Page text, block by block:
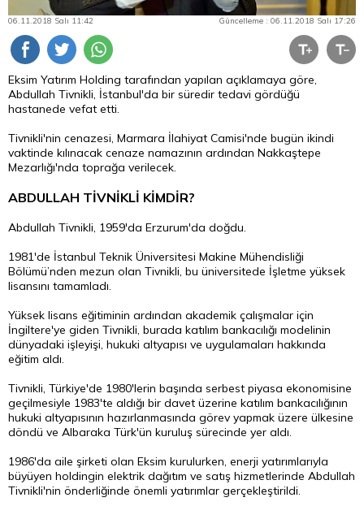
06.11.2018 Salı 11:42 Güncelleme : 06.11.2018 Salı 17:26
Eksim Yatırım Holding tarafından yapılan açıklamaya göre,
Abdullah Tivnikli, İstanbul'da bir süredir tedavi gördüğü
hastanede vefat etti.
Tivnikli'nin cenazesi, Marmara İlahiyat Camisi'nde bugün ikindi
vaktinde kılınacak cenaze namazının ardından Nakkaştepe
Mezarlığı'nda toprağa verilecek.
ABDULLAH TİVNİKLİ KİMDİR?
Abdullah Tivnikli, 1959'da Erzurum'da doğdu.
1981'de İstanbul Teknik Üniversitesi Makine Mühendisliği
Bölümü’nden mezun olan Tivnikli, bu üniversitede İşletme yüksek
lisansını tamamladı.
Yüksek lisans eğitiminin ardından akademik çalışmalar için
İngiltere'ye giden Tivnikli, burada katılım bankacılığı modelinin
dünyadaki işleyişi, hukuki altyapısı ve uygulamaları hakkında
eğitim aldı.
Tivnikli, Türkiye'de 1980'lerin başında serbest piyasa ekonomisine
geçilmesiyle 1983'te aldığı bir davet üzerine katılım bankacılığının
hukuki altyapısının hazırlanmasında görev yapmak üzere ülkesine
döndü ve Albaraka Türk'ün kuruluş sürecinde yer aldı.
1986'da aile şirketi olan Eksim kurulurken, enerji yatırımlarıyla
büyüyen holdingin elektrik dağıtım ve satış hizmetlerinde Abdullah
Tivnikli'nin önderliğinde önemli yatırımlar gerçekleştirildi.